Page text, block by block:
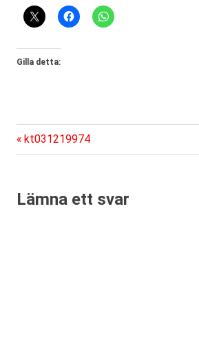
Gilla detta:
Inläggsnavigering
Föregående
inlägg:
kt031219974
Lämna ett svar